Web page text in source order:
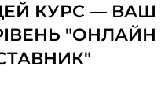
КУРС — ВАШ
"ОНЛАЙН